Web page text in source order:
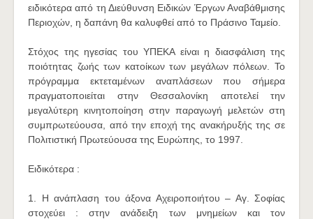
ειδικότερα από τη Διεύθυνση Ειδικών Έργων Αναβάθμισης
Περιοχών, η δαπάνη θα καλυφθεί από το Πράσινο Ταμείο.
Στόχος της ηγεσίας του ΥΠΕΚΑ είναι η διασφάλιση της
ποιότητας ζωής των κατοίκων των μεγάλων πόλεων. Το
πρόγραμμα εκτεταμένων αναπλάσεων που σήμερα
πραγματοποιείται στην Θεσσαλονίκη αποτελεί την
μεγαλύτερη κινητοποίηση στην παραγωγή μελετών στη
συμπρωτεύουσα, από την εποχή της ανακήρυξής της σε
Πολιτιστική Πρωτεύουσα της Ευρώπης, το 1997.
Ειδικότερα :
1. Η ανάπλαση του άξονα Αχειροποιήτου – Αγ. Σοφίας
στοχεύει : στην ανάδειξη των μνημείων και τον